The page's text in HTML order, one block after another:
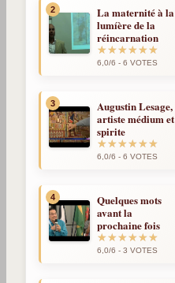
2
La maternité à la
lumíère de la
réincarnation
6,0/6 - 6 VOTES
3
Augustin Lesage,
artiste médium et
spirite
6,0/6 - 6 VOTES
4
Quelques mots
avant la
prochaine fois
6,0/6 - 3 VOTES